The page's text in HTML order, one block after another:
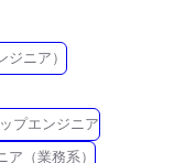
ニア）
プエンジニア
ア（業務系）